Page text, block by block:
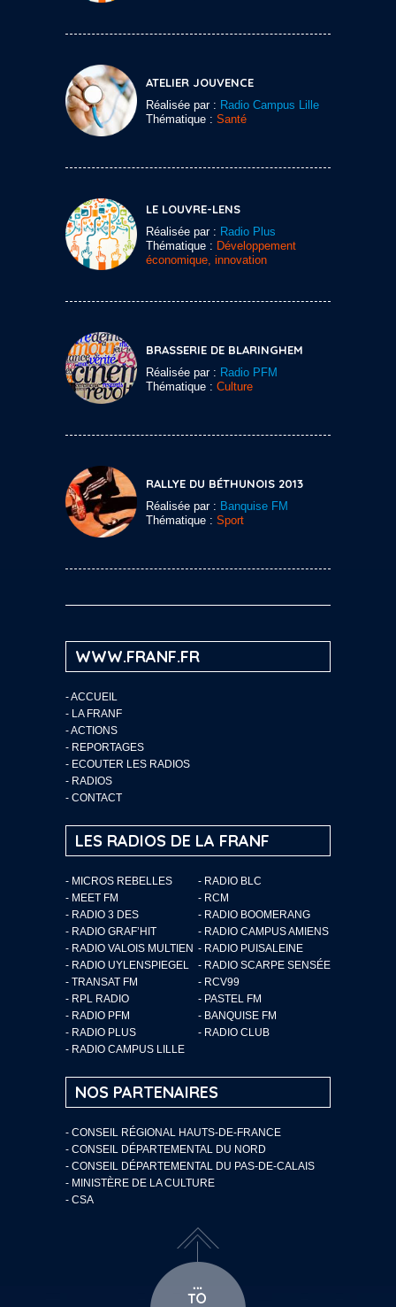
ATELIER JOUVENCE
Réalisée par : Radio Campus Lille
Thématique : Santé
LE LOUVRE-LENS
Réalisée par : Radio Plus
Thématique : Développement
économique, innovation
BRASSERIE DE BLARINGHEM
Réalisée par : Radio PFM
Thématique : Culture
RALLYE DU BÉTHUNOIS 2013
Réalisée par : Banquise FM
Thématique : Sport
WWW.FRANF.FR
-ACCUEIL
- LA FRANF
-ACTIONS
- REPORTAGES
- ECOUTER LES RADIOS
- RADIOS
- CONTACT
LES RADIOS DE LA FRANF
- MICROS REBELLES
- RADIO BLC
- MEET FM
- RCM
- RADIO 3 DES
- RADIO BOOMERANG
- RADIO GRAF’HIT
- RADIO CAMPUS AMIENS
- RADIO VALOIS MULTIEN - RADIO PUISALEINE
- RADIO UYLENSPIEGEL
- RADIO SCARPE SENSÉE
- TRANSAT FM
- RCV99
- RPL RADIO
- PASTEL FM
- RADIO PFM
- BANQUISE FM
- RADIO PLUS
- RADIO CLUB
- RADIO CAMPUS LILLE
NOS PARTENAIRES
- CONSEIL RÉGIONAL HAUTS-DE-FRANCE
- CONSEIL DÉPARTEMENTAL DU NORD
- CONSEIL DÉPARTEMENTAL DU PAS-DE-CALAIS
- MINISTÈRE DE LA CULTURE
- CSA